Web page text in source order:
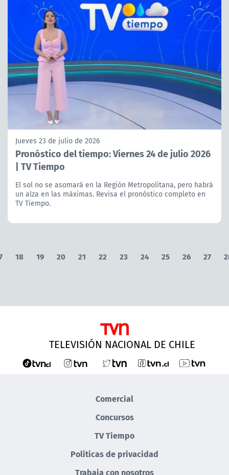
Jueves 23 de julio de 2026
Pronóstico del tiempo: Viernes 24 de julio 2026
| TV Tiempo
El sol no se asomará en la Región Metropolitana, pero habrá
un alza en las máximas. Revisa el pronóstico completo en
TV Tiempo.
18 19 20 21 22 23 24 25 26 27
TELEVISIÓN NACIONAL DE CHILE
Comercial
Concursos
TV Tiempo
Políticas de privacidad
Trabaja con nosotros